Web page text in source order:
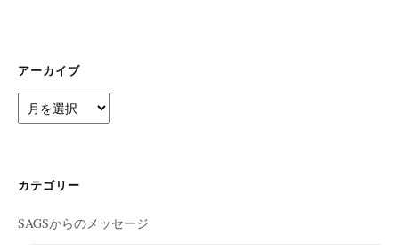
アーカイブ
ー
ブ
カテゴリー
SAGSからのメッセージ